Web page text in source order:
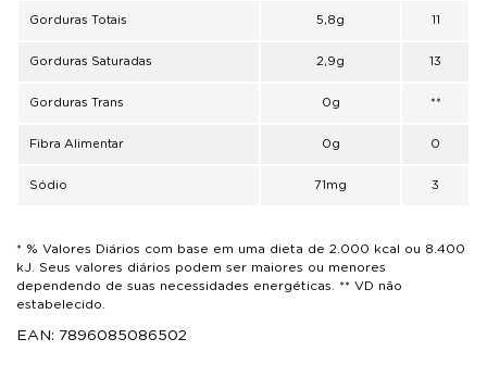
Gorduras Totais 5,8g 11
Gorduras Saturadas 2,9g 13
Gorduras Trans 0g **
Fibra Alimentar 0g 0
Sódio 71mg 3
* % Valores Diários com base em uma dieta de 2.000 kcal ou 8.400
kJ. Seus valores diários podem ser maiores ou menores
dependendo de suas necessidades energéticas. ** VD não
estabelecido.
EAN: 7896085086502